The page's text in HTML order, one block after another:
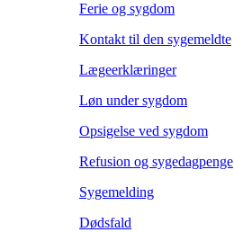
Ferie og sygdom
Kontakt til den sygemeldte
Lægeerklæringer
Løn under sygdom
Opsigelse ved sygdom
Refusion og sygedagpenge
Sygemelding
Dødsfald